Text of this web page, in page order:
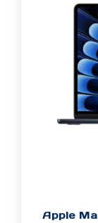
Apple